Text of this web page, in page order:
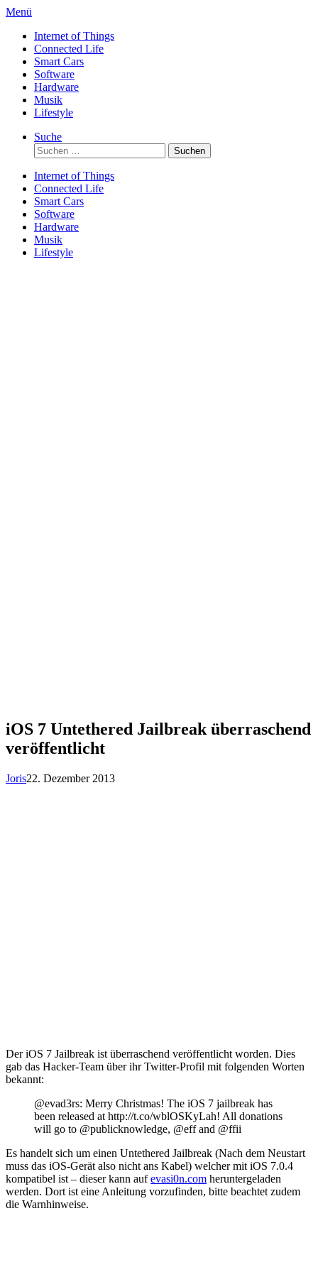
Direkt
Inhalt
Menü
Internet of Things
Connected Life
Smart Cars
Software
Hardware
Musik
Lifestyle
Suche
Suchen
nach:
Internet of Things
Connected Life
Smart Cars
Software
Hardware
Musik
Lifestyle
iOS 7 Untethered Jailbreak überraschend
veröffentlicht
Joris22. Dezember 2013
Der iOS 7 Jailbreak ist überraschend veröffentlicht worden. Dies
gab das Hacker-Team über ihr Twitter-Profil mit folgenden Worten
bekannt:
@evad3rs: Merry Christmas! The iOS 7 jailbreak has
been released at http://t.co/wblOSKyLah! All donations
will go to @publicknowledge, @eff and @ffii
Es handelt sich um einen Untethered Jailbreak (Nach dem Neustart
muss das iOS-Gerät also nicht ans Kabel) welcher mit iOS 7.0.4
kompatibel ist – dieser kann aufevasi0n.com heruntergeladen
werden. Dort ist eine Anleitung vorzufinden, bitte beachtet zudem
die Warnhinweise.